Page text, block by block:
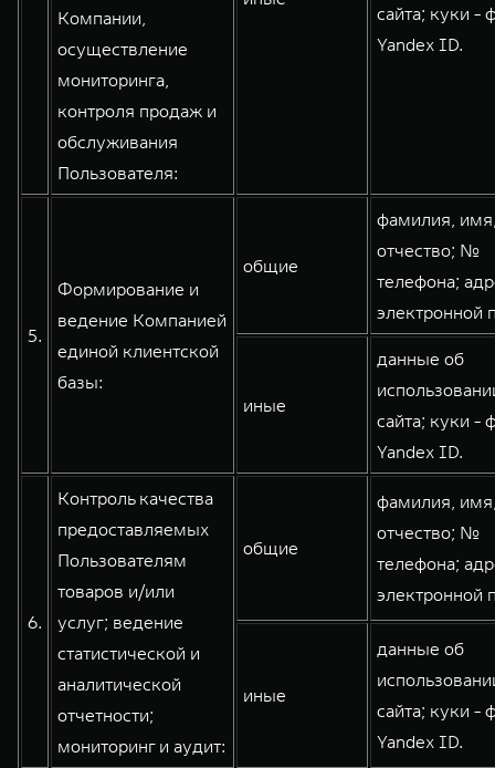
Компании,
осуществление
мониторинга,
контроля продаж и
обслуживания
Пользователя:
сайта; куки -
Yandex ID.
5.
Формирование и
ведение Компанией
единой клиентской
базы:
общие
фамилия,
отчество; №
телефона;
электронной
иные
данные об
сайта; куки -
Yandex ID.
6.
Контроль качества
предоставляемых
Пользователям
товаров и/или
услуг; ведение
статистической и
аналитической
отчетности;
мониторинг и аудит:
общие
фамилия,
отчество; №
телефона;
электронной
иные
данные об
сайта; куки -
Yandex ID.